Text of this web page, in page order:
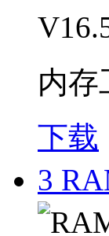
内存
下载
3